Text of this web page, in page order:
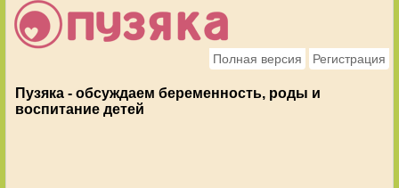
Полная версия Регистрация
Пузяка - обсуждаем беременность, роды и
воспитание детей